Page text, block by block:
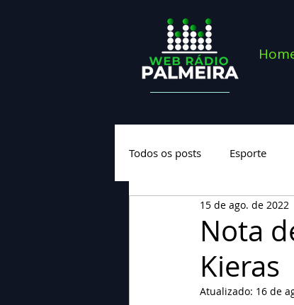
Todos os posts Esporte
Geral
Nota
Kieras
15 de ago. de 2022
Atualizado: 16 de